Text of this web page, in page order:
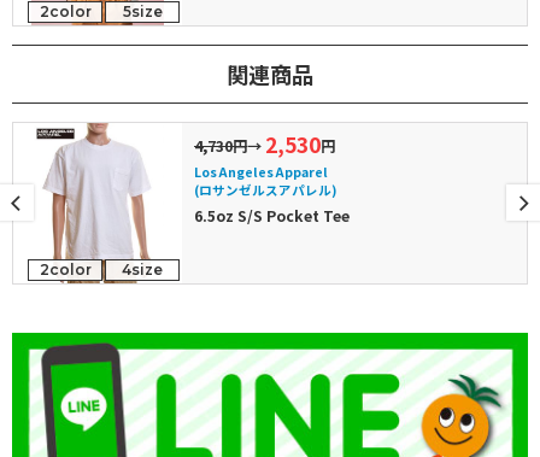
2color 5size
関連商品
2color 4size
4,730円→ 2,530円
Los Angeles Apparel
(ロサンゼルスアパレル)
6.5oz S/S Pocket Tee